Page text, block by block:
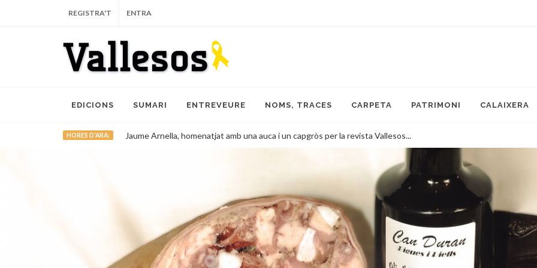
REGISTRA'T ENTRA
EDICIONS SUMARI ENTREVEURE NOMS, TRACES CARPETA PATRIMONI CALAIXERA
HORES D'ARA:
Jaume Arnella, homenatjat amb una auca i un capgròs per la revista Vallesos...